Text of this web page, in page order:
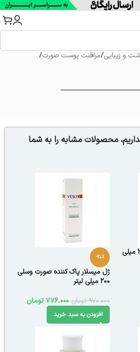
و زیبایی/مراقبت پوست صورت/
محصولات مشابه را به شما
تونر پوست خشک پیرلو 200 میلی
-20%
ژل میسلار پاک کننده صورت وسلی
200 میلی لیتر
970.000 تومان 776.000تومان
افزودن به سبد خرید